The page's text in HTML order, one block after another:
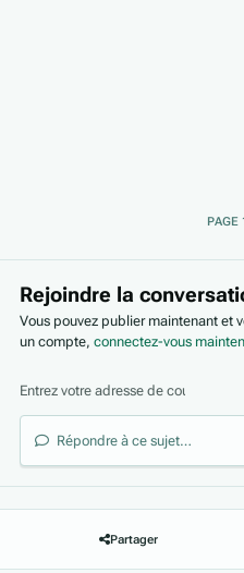
PAGE
Rejoindre la
Vous pouvez publier maintenant et
un compte,connectez-vous
Répondre à ce sujet…
Partager